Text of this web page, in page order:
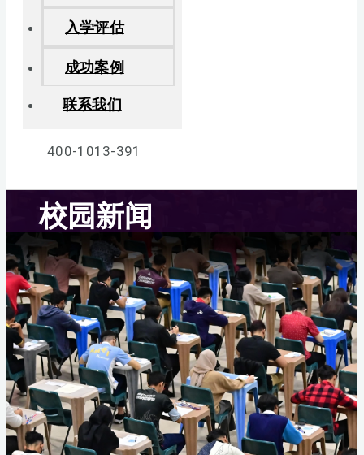
入学评估
成功案例
联系我们
400-1013-391
校园新闻